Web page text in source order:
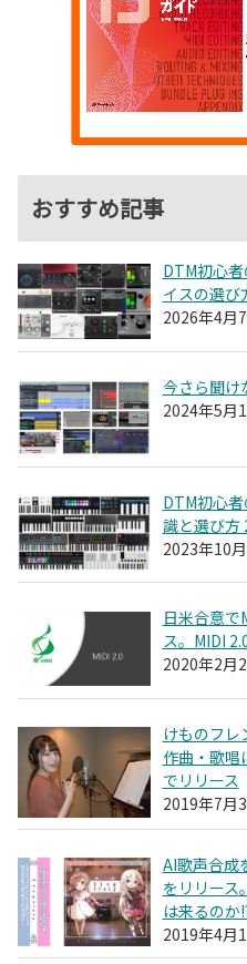
おすすめ記事
DTM初心
イスの選び
2026年4月
今さら聞け
2024年5月
DTM初心
識と選び方
2023年10
日米合意で
ス。MIDI
2020年2月
けものフレ
作曲・歌唱
でリリース
2019年7月
AI歌声合成
をリリース
は来るのか
2019年4月